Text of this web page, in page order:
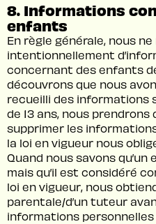
8. Informations
enfants
En règle générale, nous
intentionnellement
concernant des enfants
découvrons que nous
recueilli des informations
de 13 ans, nous
supprimer les
la loi en vigueur nous
Quand nous savons qu’un
mais qu’il est considéré
loi en vigueur, nous
parentale/d’un tuteur
informations